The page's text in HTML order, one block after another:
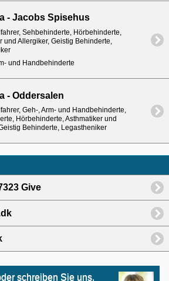
- Jacobs Spisehus
Sehbehinderte, Hörbehinderte,
und Allergiker, Geistig Behinderte,
und Handbehinderte
- Oddersalen
Geh-, Arm- und Handbehinderte,
Hörbehinderte, Asthmatiker und
Behinderte, Legastheniker
Give
schreiben Sie uns,